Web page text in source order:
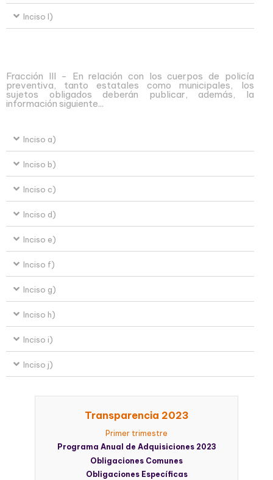
Inciso l)
Fracción III - En relación con los cuerpos de policía
preventiva, tanto estatales como municipales, los
sujetos obligados deberán publicar, además, la
información siguiente...
Inciso a)
Inciso b)
Inciso c)
Inciso d)
Inciso e)
Inciso f)
Inciso g)
Inciso h)
Inciso i)
Inciso j)
Transparencia 2023
Primer trimestre
Programa Anual de Adquisiciones 2023
Obligaciones Comunes
Obligaciones Específicas